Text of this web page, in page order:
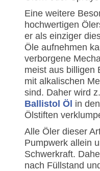
Eine weitere
hochwertigen
er als einziger
Öle aufnehmen
verborgene
meist aus billigen
mit alkalischen
sind. Daher wird
Ballistol Öl in
Ölstiften
Alle Öler dieser
Pumpwerk allein
Schwerkraft.
nach Füllstand